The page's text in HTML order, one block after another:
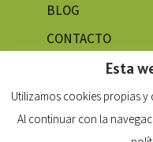
BLOG
CONTACTO
Esta
Utilizamos cookies propias
Al continuar con la